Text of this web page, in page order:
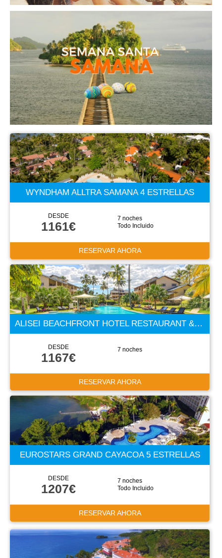
WYNDHAM ALLTRA SAMANA 4 ESTRELLAS
DESDE
1161€
7 noches
Todo Incluido
RESERVAR AHORA
ALISEI BEACHFRONT HOTEL RESTAURANT & SPA 4 ESTRELLAS
DESDE
1167€
7 noches
RESERVAR AHORA
EUROSTARS GRAND CAYACOA 5 ESTRELLAS
DESDE
1207€
7 noches
Todo Incluido
RESERVAR AHORA